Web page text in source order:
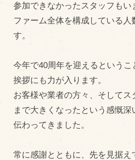
参加できなかったスタッフもい
ファーム全体を構成している人
す。
今年で40周年を迎えるという
挨拶にも力が入ります。
お客様や業者の方々、そしてス
まで大きくなったという感慨深
伝わってきました。
常に感謝とともに、先を見据え
blog
牧場のご紹介
牧場の仕事
飼育している牛について